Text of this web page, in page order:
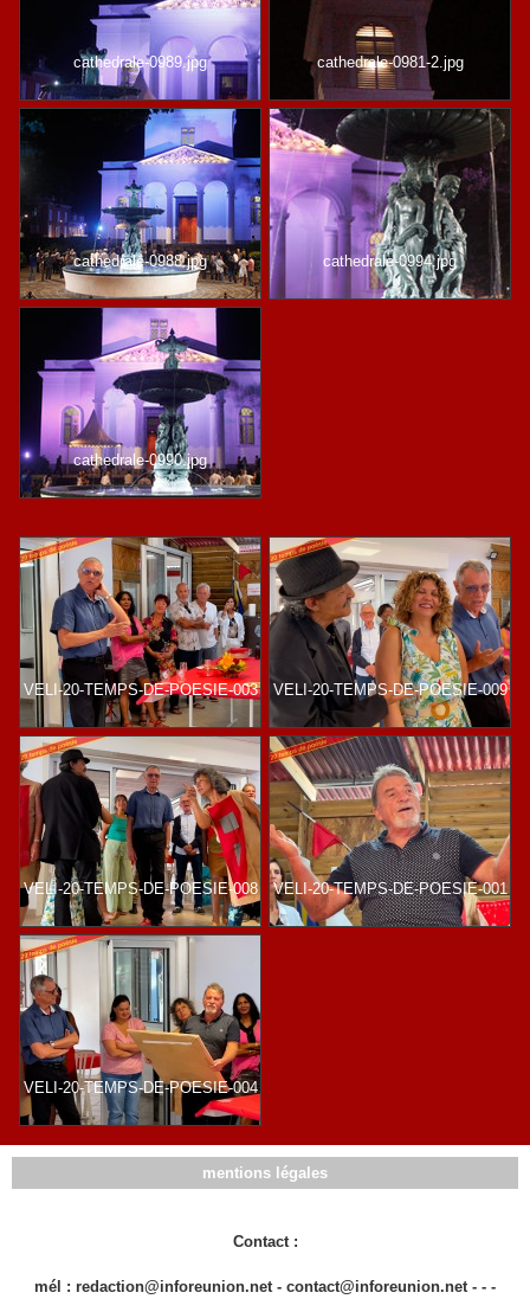
cathedrale-0989.jpg cathedrale-0981-2.jpg
cathedrale-0988.jpg cathedrale-0994.jpg
cathedrale-0990.jpg
VELI-20-TEMPS-DE-POESIE-003 VELI-20-TEMPS-DE-POESIE-009
VELI-20-TEMPS-DE-POESIE-008 VELI-20-TEMPS-DE-POESIE-001
VELI-20-TEMPS-DE-POESIE-004
mentions légales
Contact :
mél : redaction@inforeunion.net - contact@inforeunion.net - - -